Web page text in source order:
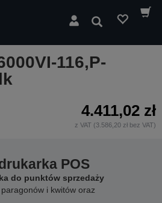
Wyszukaj
116,P-
4.411,02 zł
z VAT (3.586,20 zł bez VAT)
POS
do punktów sprzedaży
i kwitów oraz